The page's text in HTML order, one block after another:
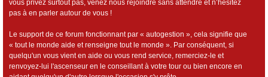
vous privez surtout pas, venez nous rejoindre sans attendre et n’hésitez
pas à en parler autour de vous !
Le support de ce forum fonctionnant par « autogestion », cela signifie que
« tout le monde aide et renseigne tout le monde ». Par conséquent, si
quelqu'un vous vient en aide ou vous rend service, remerciez-le et
renvoyez-lui l'ascenseur en le conseillant à votre tour ou bien encore en